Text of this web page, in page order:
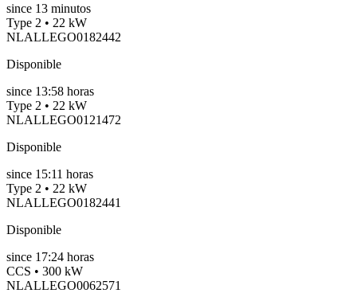
since 13 minutos
Type 2 • 22 kW
NLALLEGO0182442
Disponible
since 13:58 horas
Type 2 • 22 kW
NLALLEGO0121472
Disponible
since 15:11 horas
Type 2 • 22 kW
NLALLEGO0182441
Disponible
since 17:24 horas
CCS • 300 kW
NLALLEGO0062571